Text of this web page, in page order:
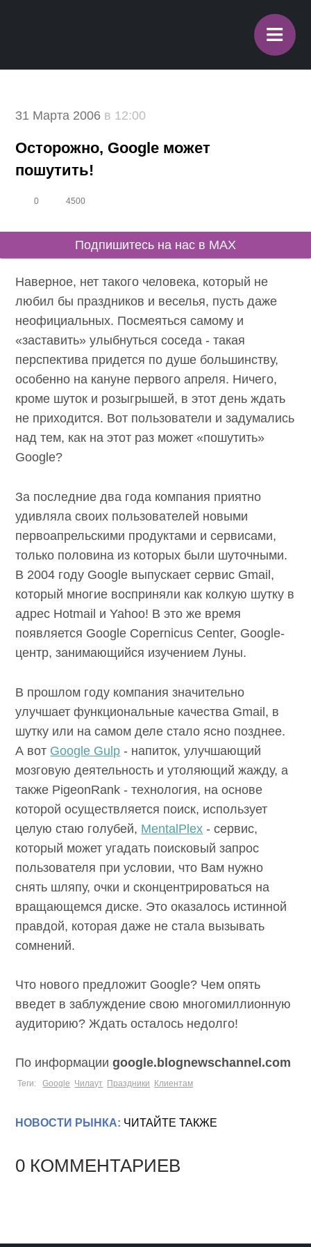
≡
31 Марта 2006 в 12:00
Осторожно, Google может
пошутить!
0 4500
Подпишитесь на нас в MAX
Наверное, нет такого человека, который не
любил бы праздников и веселья, пусть даже
неофициальных. Посмеяться самому и
«заставить» улыбнуться соседа - такая
перспектива придется по душе большинству,
особенно на кануне первого апреля. Ничего,
кроме шуток и розыгрышей, в этот день ждать
не приходится. Вот пользователи и задумались
над тем, как на этот раз может «пошутить»
Google?
За последние два года компания приятно
удивляла своих пользователей новыми
первоапрельскими продуктами и сервисами,
только половина из которых были шуточными.
В 2004 году Google выпускает сервис Gmail,
который многие восприняли как колкую шутку в
адрес Hotmail и Yahoo! В это же время
появляется Google Copernicus Center, Google-
центр, занимающийся изучением Луны.
В прошлом году компания значительно
улучшает функциональные качества Gmail, в
шутку или на самом деле стало ясно позднее.
А вот Google Gulp - напиток, улучшающий
мозговую деятельность и утоляющий жажду, а
также PigeonRank - технология, на основе
которой осуществляется поиск, использует
целую стаю голубей, MentalPlex - сервис,
который может угадать поисковый запрос
пользователя при условии, что Вам нужно
снять шляпу, очки и сконцентрироваться на
вращающемся диске. Это оказалось истинной
правдой, которая даже не стала вызывать
сомнений.
Что нового предложит Google? Чем опять
введет в заблуждение свою многомиллионную
аудиторию? Ждать осталось недолго!
По информацииgoogle.blognewschannel.com
Теги: Google Чилаут Праздники Клиентам
НОВОСТИ РЫНКА: ЧИТАЙТЕ ТАКЖЕ